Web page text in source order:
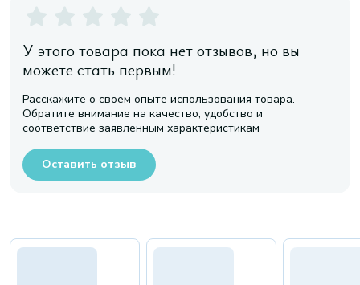
У этого товара пока нет отзывов, но вы
можете стать первым!
Расскажите о своем опыте использования товара.
Обратите внимание на качество, удобство и
соответствие заявленным характеристикам
Оставить отзыв